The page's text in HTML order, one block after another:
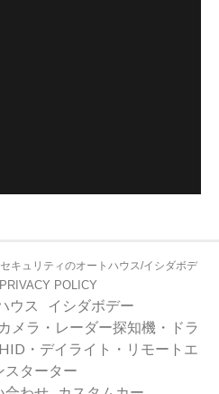
キュリティのオートハウス/イシダボデ
PRIVACY POLICY
ウス
イシダボデー
メラ・レーダー探知機・ドラ
・デイライト・リモートエ
スターター